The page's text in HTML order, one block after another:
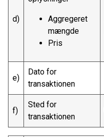
d)
Aggregeret
mængde
Pris
e)
Dato for
transaktionen
f)
Sted for
transaktionen